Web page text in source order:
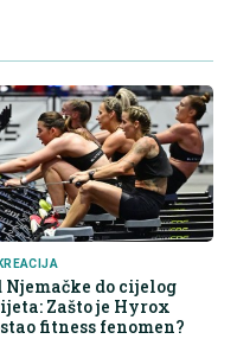
Njemačke do cijelog
Zašto je Hyrox
fitness fenomen?